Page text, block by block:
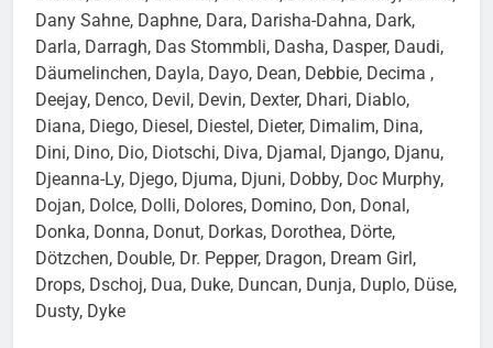
Dalina, Dalma, Damian, Damon, Dancer, Danny, Dante,
Dany Sahne, Daphne, Dara, Darisha-Dahna, Dark,
Darla, Darragh, Das Stommbli, Dasha, Dasper, Daudi,
Däumelinchen, Dayla, Dayo, Dean, Debbie, Decima ,
Deejay, Denco, Devil, Devin, Dexter, Dhari, Diablo,
Diana, Diego, Diesel, Diestel, Dieter, Dimalim, Dina,
Dini, Dino, Dio, Diotschi, Diva, Djamal, Django, Djanu,
Djeanna-Ly, Djego, Djuma, Djuni, Dobby, Doc Murphy,
Dojan, Dolce, Dolli, Dolores, Domino, Don, Donal,
Donka, Donna, Donut, Dorkas, Dorothea, Dörte,
Dötzchen, Double, Dr. Pepper, Dragon, Dream Girl,
Drops, Dschoj, Dua, Duke, Duncan, Dunja, Duplo, Düse,